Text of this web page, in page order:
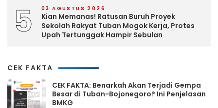
5 03 AGUSTUS 2026
Kian Memanas! Ratusan Buruh Proyek
Sekolah Rakyat Tuban Mogok Kerja, Protes
Upah Tertunggak Hampir Sebulan
CEK FAKTA
CEK FAKTA: Benarkah Akan Terjadi Gempa
Besar di Tuban-Bojonegoro? Ini Penjelasan
BMKG